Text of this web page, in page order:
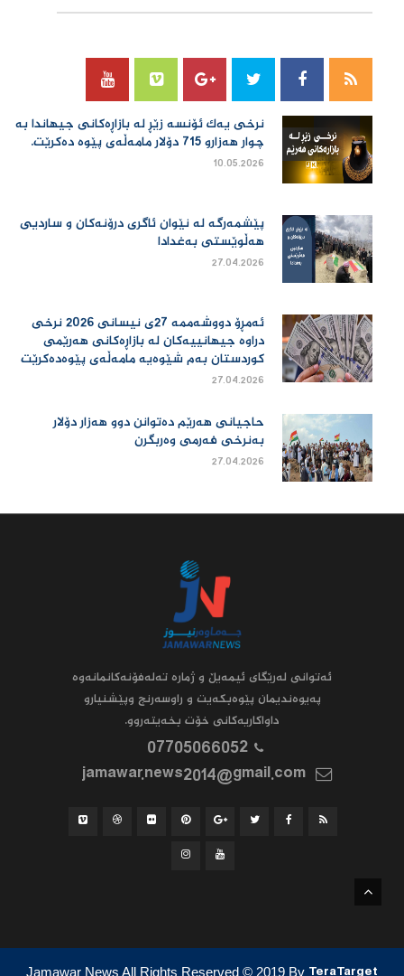
نرخی یەك ئۆنسە زێڕ لە بازاڕەكانی جیهاندا بە
چوار هەزارو 715 دۆلار مامەڵەی پێوە دەكرێت.
10.05.2026
پێشمەرگە لە نێوان ئاگری درۆنەکان و ساردیی
هەڵوێستی بەغدادا
27.04.2026
ئەمڕۆ دووشەممە 27ی نیسانی 2026 نرخی
دراوە جیهانییەكان لە بازاڕەكانی هەرێمی
كوردستان بەم شێوەیە مامەڵەی پێوەدەكرێت
27.04.2026
حاجیانی هەرێم دەتوانن دوو هەزار دۆلار
بەنرخی فەرمی وەربگرن
27.04.2026
ئه‌توانى له‌رێگاى ئیمه‌یڵ و ژماره‌ ته‌له‌فۆنه‌کانمانه‌وه‌
په‌یوه‌ندیمان پێوه‌بکه‌یت و راوسه‌رنج وپێشنیارو
داواکاریه‌کانى خۆت بخه‌یته‌روو.
07705066052
jamawar.news2014@gmail.com
Jamawar News All Rights Reserved © 2019 By